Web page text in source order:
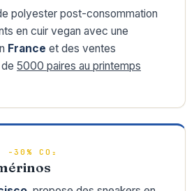
polyester post-consommation
en cuir vegan avec une
France et des ventes
5000 paires au printemps
-30% CO₂